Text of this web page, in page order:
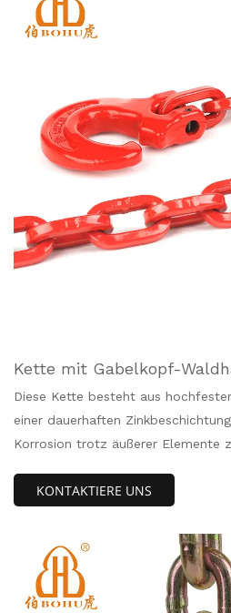
Problem darstellt.viel Unterschied
Kette mit Gabelkopf-
Diese Kette besteht aus
einer dauerhaften
Korrosion trotz äußerer Elemente
Forsthaken an jedem Ende
KONTAKTIERE UNS